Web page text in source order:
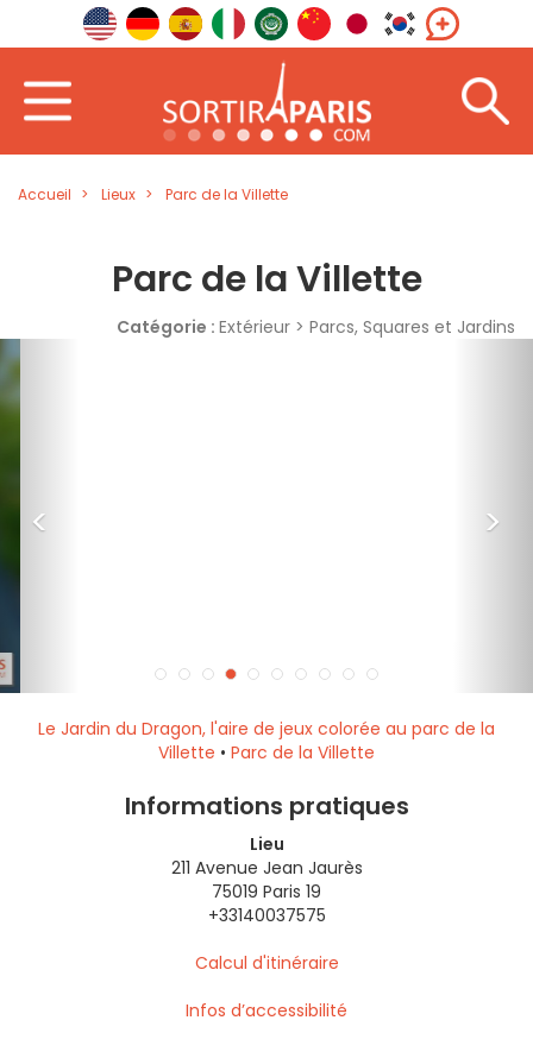
Accueil Lieux Parc de la Villette
Parc de la Villette
Catégorie : Extérieur > Parcs, Squares et Jardins
< >
Le Jardin du Dragon, l'aire de jeux colorée au parc de la
Villette • Parc de la Villette
Informations pratiques
Lieu
211 Avenue Jean Jaurès
75019 Paris 19
+33140037575
Calcul d'itinéraire
Infos d’accessibilité